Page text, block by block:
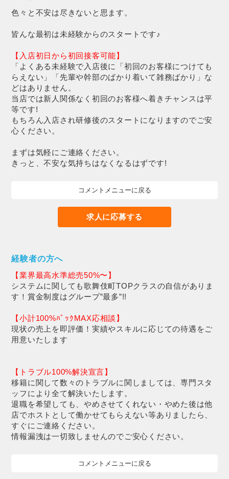
色々と不安は尽きないと思ます。
皆んな最初は未経験からのスタートです♪
【入店初日から初回接客可能】
「よくある未経験で入店後に「初回のお客様につけても
らえない」「先輩や幹部のばかり着いて雑務ばかり」な
どはありません。
当店では新人関係なく初回のお客様へ着きチャンスは平
等です!
もちろん入店され研修後のスタートになりますのでご安
心ください。
まずは気軽にご連絡ください。
きっと、不安な気持ちはなくなるはずです!
コメントメニューに戻る
求人に応募する
経験者の方へ
【業界最高水準総売50%〜】
システムに関しても歌舞伎町TOPクラスの自信がありま
す！賞金制度はグループ”最多”!!
【小計100%ﾊﾞｯｸMAX応相談】
現状の売上を即評価！実績やスキルに応じての待遇をご
用意いたします
【トラブル100%解決宣言】
移籍に関して数々のトラブルに関しましては、専門スタ
ッフにより全て解決いたします。
退職を希望しても、やめさせてくれない・やめた後は他
店でホストとして働かせてもらえない等ありましたら、
すぐにご連絡ください。
情報漏洩は一切致しませんのでご安心ください。
コメントメニューに戻る